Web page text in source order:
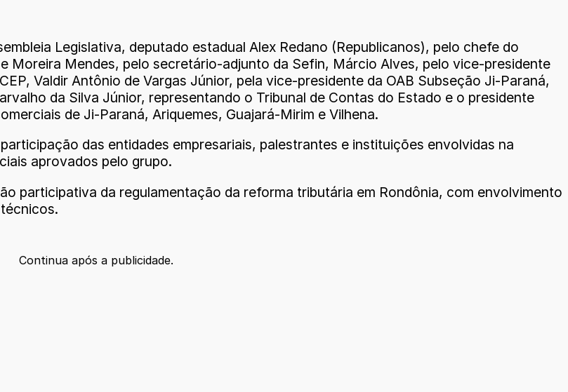
Legislativa, deputado estadual Alex Redano (Republicanos), pelo chefe do
Moreira Mendes, pelo secretário-adjunto da Sefin, Márcio Alves, pelo vice-presidente
Valdir Antônio de Vargas Júnior, pela vice-presidente da OAB Subseção Ji-Paraná,
da Silva Júnior, representando o Tribunal de Contas do Estado e o presidente
de Ji-Paraná, Ariquemes, Guajará-Mirim e Vilhena.
das entidades empresariais, palestrantes e instituições envolvidas na
aprovados pelo grupo.
participativa da regulamentação da reforma tributária em Rondônia, com envolvimento
Continua após a publicidade.